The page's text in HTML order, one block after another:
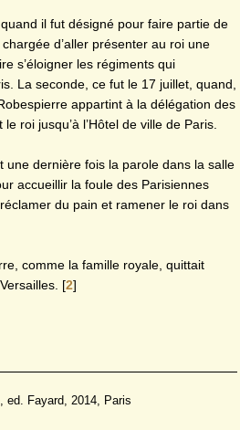
il fut désigné pour faire partie de
d’aller présenter au roi une
s’éloigner les régiments qui
La seconde, ce fut le 17 juillet, quand,
appartint à la délégation des
roi jusqu’à l’Hôtel de ville de Paris.
une dernière fois la parole dans la salle
accueillir la foule des Parisiennes
du pain et ramener le roi dans
comme la famille royale, quittait
[2]
ed. Fayard, 2014, Paris